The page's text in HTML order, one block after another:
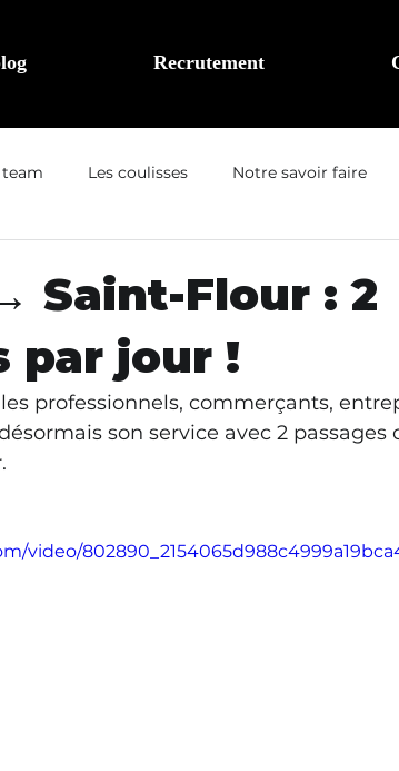
Recrutement
team Les coulisses Notre savoir faire
Saint-Flour : 2
par jour !
professionnels, commerçants,
son service avec 2
video/